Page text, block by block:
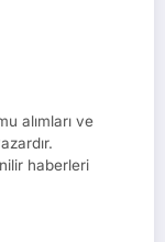
alımları ve
haberleri